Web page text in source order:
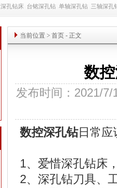
深孔钻床 台铭深孔钻 单轴深孔钻 三轴深孔
当前位置 > 首页 - 正文
数
发布时间：2021/
数控深孔钻日常应
1、爱惜深孔钻床
2、深孔钻刀具、